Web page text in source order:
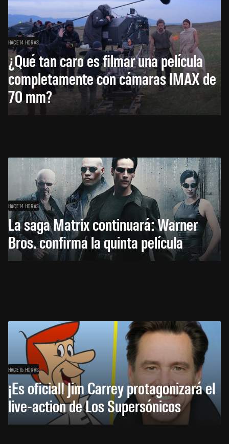
HACE 14 HORAS
¿Qué tan caro es filmar una película
completamente con cámaras IMAX de
70 mm?
HACE 14 HORAS
La saga Matrix continuará: Warner
Bros. confirma la quinta película
HACE 15 HORAS
¡Es oficial! Jim Carrey protagonizará el
live-action de Los Supersónicos